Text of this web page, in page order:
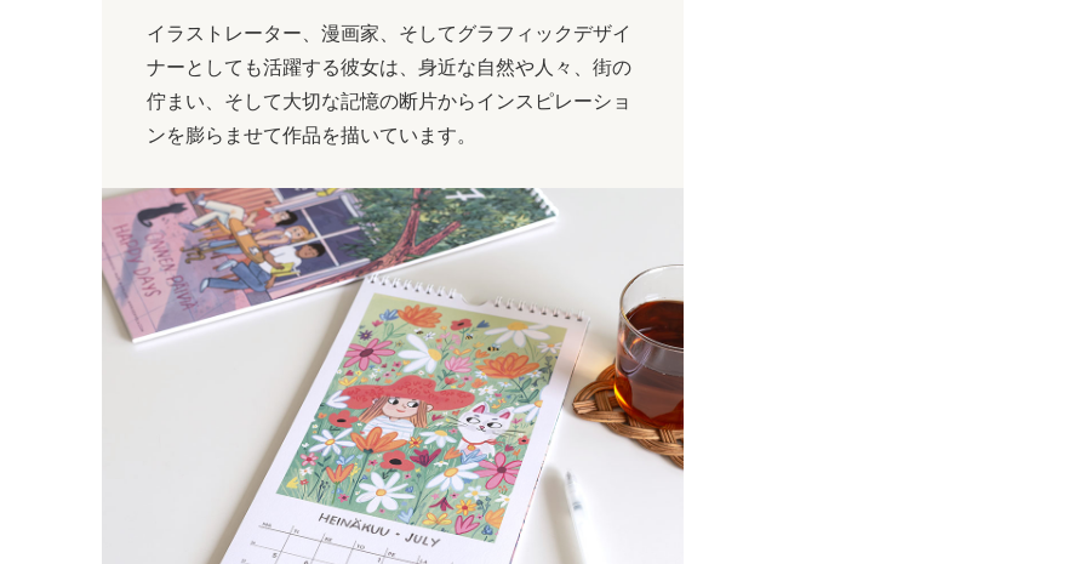
イラストレーター、漫画家、そしてグラフィックデザイ
ナーとしても活躍する彼女は、身近な自然や人々、街の
佇まい、そして大切な記憶の断片からインスピレーショ
ンを膨らませて作品を描いています。